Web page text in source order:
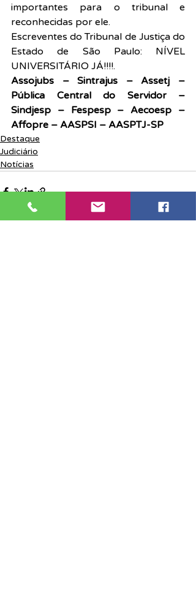
importantes para o tribunal e
reconhecidas por ele.
Escreventes do Tribunal de Justiça do
Estado de São Paulo: NÍVEL
UNIVERSITÁRIO JÁ!!!!.
Assojubs – Sintrajus – Assetj –
Pública Central do Servidor –
Sindjesp – Fespesp – Aecoesp –
Affopre – AASPSI – AASPTJ-SP
Destaque
Judiciário
Notícias